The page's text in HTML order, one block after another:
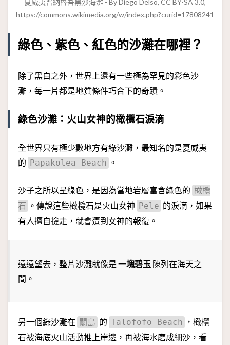
夏威夷普納魯吾黑沙海灘 - By Diego Delso, CC BY-SA 3.0,
https://commons.wikimedia.org/w/index.php?curid=17808241
綠色、紫色、紅色的沙灘在哪裡？
除了黑白之外，世界上還有一些極為罕見的彩色沙
灘，每一片都是地質條件巧合下的奇蹟。
綠色沙灘：火山女神的橄欖石淚滴
全世界只有極少數地方有綠沙灘，最知名的是夏威夷
的 Papakolea Beach 。
沙子之所以呈綠色，是因為當地岩層富含綠色的 橄欖
石 。傳說這些橄欖石是火山女神 Pele 的淚滴，如果
有人擅自撿走，就會遭到女神的報復。
遠遠望去，整片沙灘就像是 一塊碧玉 陳列在海天之
間。
另一個綠沙灘在 關島 的 Talofofo Beach
，橄欖
石被海底火山活動推上岸邊，再被海水磨成細沙，看